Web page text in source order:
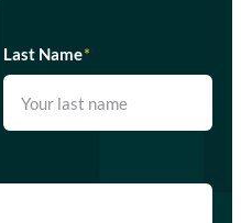
Last Name*